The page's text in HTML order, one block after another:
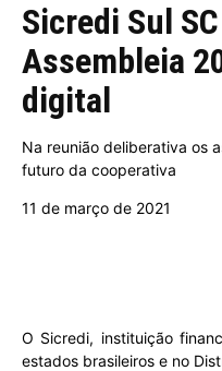
Sicredi Sul
Assembleia
digital
Na reunião deliberativa os
futuro da cooperativa
11 de março de 2021
O Sicredi, instituição
estados brasileiros e no